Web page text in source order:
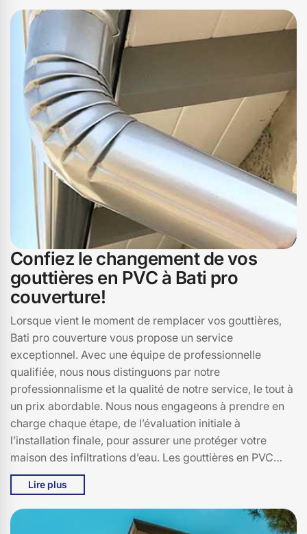
variés. Nous comprenons l'importance d'une installation
précise et soignée pour assurer une évacuation optimale
des eaux de pluie. Chez Bati pro couverture, à Le Claux,
15400, nous mettons notre savoir-faire à votre service
pour garantir une installation de gouttières qui allie
robustesse et esthétisme. Faites confiance à notre
expertise pour protéger et embellir votre habitation.
Confiez le changement de vos
gouttières en PVC à Bati pro
couverture!
Lorsque vient le moment de remplacer vos gouttières,
Bati pro couverture vous propose un service
exceptionnel. Avec une équipe de professionnelle
qualifiée, nous nous distinguons par notre
professionnalisme et la qualité de notre service, le tout à
un prix abordable. Nous nous engageons à prendre en
charge chaque étape, de l’évaluation initiale à
l’installation finale, pour assurer une protéger votre
maison des infiltrations d’eau. Les gouttières en PVC
sont non seulement légères et durables, mais elles
demandent également peu d’entretien, ce qui en fait un
choix judicieux.
Lire plus